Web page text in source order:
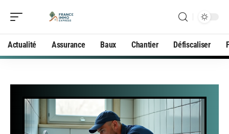
Actualité Assurance Baux Chantier Défiscaliser